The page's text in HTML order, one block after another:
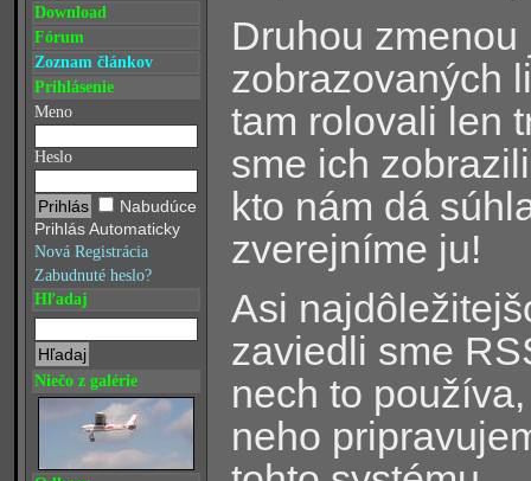
Download
Fórum
Zoznam článkov
Prihlásenie
Meno
Heslo
Nabudúce
Prihlás Automaticky
Nová Registrácia
Zabudnuté heslo?
Hľadaj
Niečo z galérie
Druhou
zobrazovaných
tam rolovali len
sme ich
kto nám dá
zverejníme ju!
Asi
zaviedli sme
nech to
neho